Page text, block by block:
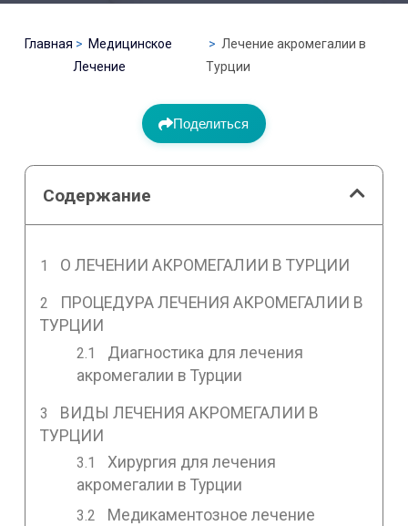
Главная
Медицинское
Лечение
Лечение акромегалии в
Турции
Поделиться
Содержание
О ЛЕЧЕНИИ АКРОМЕГАЛИИ В ТУРЦИИ
ПРОЦЕДУРА ЛЕЧЕНИЯ АКРОМЕГАЛИИ В
ТУРЦИИ
Диагностика для лечения
акромегалии в Турции
ВИДЫ ЛЕЧЕНИЯ АКРОМЕГАЛИИ В
ТУРЦИИ
Хирургия для лечения
акромегалии в Турции
Медикаментозное лечение